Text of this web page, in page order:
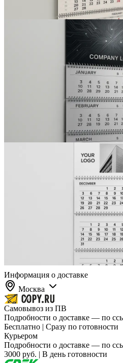
Информация о доставке
Москва
Самовывоз из ПВ
Подробности о доставке — по
Бесплатно | Сразу по готовности
Курьером
Подробности о доставке — по
3000 руб. | В день готовности